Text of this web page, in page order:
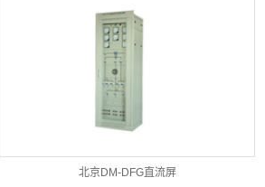
北京DM-DFG直流屏